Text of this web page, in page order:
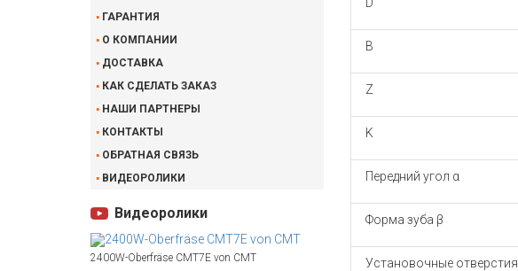
ГАРАНТИЯ
О КОМПАНИИ
ДОСТАВКА
КАК СДЕЛАТЬ ЗАКАЗ
НАШИ ПАРТНЕРЫ
КОНТАКТЫ
ОБРАТНАЯ СВЯЗЬ
ВИДЕОРОЛИКИ
Видеоролики
2400W-Oberfräse CMT7E von CMT
B
Z
K
Передний угол α
Форма зуба β
Установочные отверстия